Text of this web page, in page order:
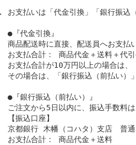
お支払いは「代金引換」「銀行振込
●『代金引換』
商品配送時に直接、配送員へお支払
お支払合計： 商品代金＋送料＋代引
お支払合計が10万円以上の場合は、
その場合は、「銀行振込（前払い）
●『銀行振込（前払い）』
ご注文から5日以内に、振込手数料
【振込口座】
京都銀行 木幡（コハタ）支店 普
お支払合計： 商品代金＋送料